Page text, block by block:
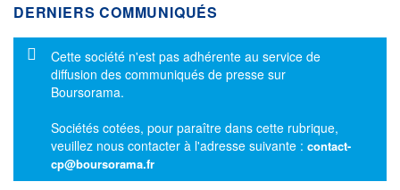
DERNIERS COMMUNIQUÉS
Message d'information
Cette société n'est pas adhérente au service de
diffusion des communiqués de presse sur
Boursorama.
Sociétés cotées, pour paraître dans cette rubrique,
veuillez nous contacter à l'adresse suivante : contact-
cp@boursorama.fr